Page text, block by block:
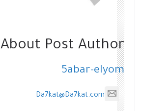
About Post Author
5abar-elyom
Da7kat@Da7kat.com